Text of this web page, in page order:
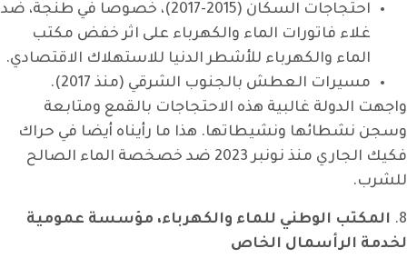
احتجاجات السكان (2015-2017)، خصوصا في طنجة، ضد
غلاء فاتورات الماء والكهرباء على اثر خفض مكتب
الماء والكهرباء للأشطر الدنيا للاستهلاك الاقتصادي.
مسيرات العطش بالجنوب الشرقي (منذ 2017).
واجهت الدولة غالبية هذه الاحتجاجات بالقمع ومتابعة
وسجن نشطائها ونشيطاتها. هذا ما رأيناه أيضا في حراك
فكيك الجاري منذ نونبر 2023 ضد خصخصة الماء الصالح
للشرب.
8.
المكتب الوطني للماء والكهرباء، مؤسسة عمومية
لخدمة الرأسمال الخاص